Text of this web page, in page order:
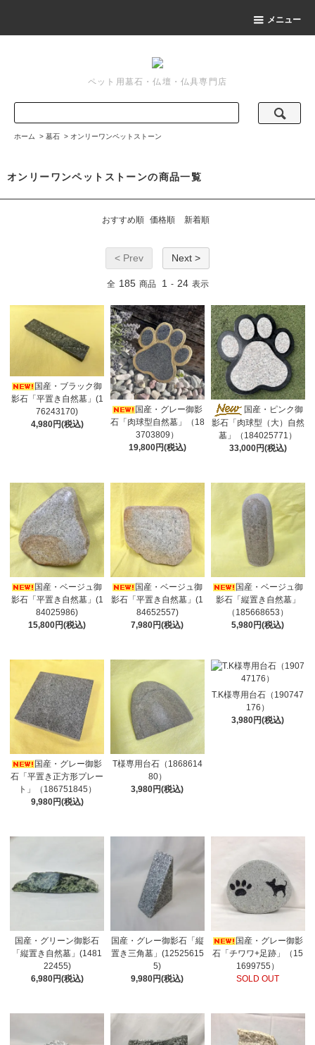
メニュー
ペット用墓石・仏壇・仏具専門店
ホーム > 墓石 > オンリーワンペットストーン
オンリーワンペットストーンの商品一覧
おすすめ順 価格順 新着順
< Prev Next >
全 185 商品 1 - 24 表示
国産・ブラック御
影石「平置き自然墓」(1
76243170)
4,980円(税込)
国産・グレー御影
石「肉球型自然墓」（18
3703809）
19,800円(税込)
国産・ピンク御
影石「肉球型（大）自然
墓」（184025771）
33,000円(税込)
国産・ベージュ御
影石「平置き自然墓」(1
84025986)
15,800円(税込)
国産・ベージュ御
影石「平置き自然墓」(1
84652557)
7,980円(税込)
国産・ベージュ御
影石「縦置き自然墓」
（185668653）
5,980円(税込)
国産・グレー御影
石「平置き正方形プレー
ト」（186751845）
9,980円(税込)
T様専用台石（1868614
80）
3,980円(税込)
T.K様専用台石（190747
176）
3,980円(税込)
国産・グリーン御影石
「縦置き自然墓」(1481
22455)
6,980円(税込)
国産・グレー御影石「縦
置き三角墓」(12525615
5)
9,980円(税込)
国産・グレー御影
石「チワワ+足跡」（15
1699755）
SOLD OUT